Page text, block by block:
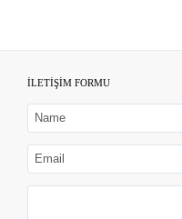
İLETİŞİM FORMU